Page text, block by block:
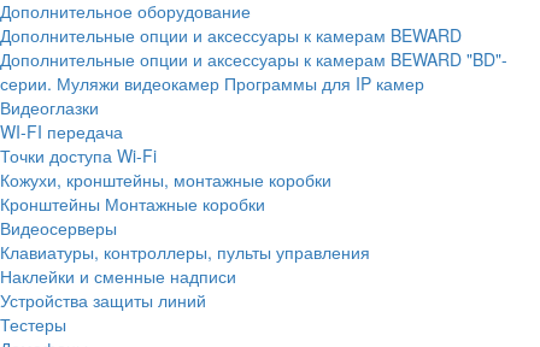
Дополнительное оборудование
Дополнительные опции и аксессуары к камерам BEWARD
Дополнительные опции и аксессуары к камерам BEWARD "BD"-
серии. Муляжи видеокамер Программы для IP камер
Видеоглазки
WI-FI передача
Точки доступа Wi-Fi
Кожухи, кронштейны, монтажные коробки
Кронштейны Монтажные коробки
Видеосерверы
Клавиатуры, контроллеры, пульты управления
Наклейки и сменные надписи
Устройства защиты линий
Тестеры